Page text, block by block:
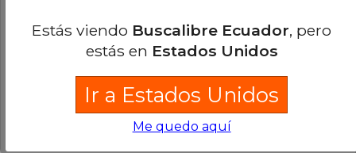
Un libro básico en cualquier hogar, un libro que te
cambia la vida se lo recomiendo a todo el mundo
Esta opinión es útil 1 No es útil
Cargar más opiniones del libro
Estás viendo Buscalibre Ecuador, pero
estás en Estados Unidos
Ir a Estados Unidos
Me quedo aquí